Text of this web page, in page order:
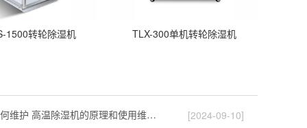
1500转轮除湿机 TLX-300单机转轮除湿机
高温除湿机如何维护 高温除湿机的原理和使用维护【详解】
[2024-09-10]